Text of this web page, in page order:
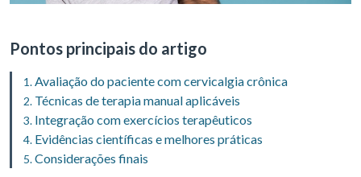
Pontos principais do artigo
Avaliação do paciente com cervicalgia crônica
Técnicas de terapia manual aplicáveis
Integração com exercícios terapêuticos
Evidências científicas e melhores práticas
Considerações finais